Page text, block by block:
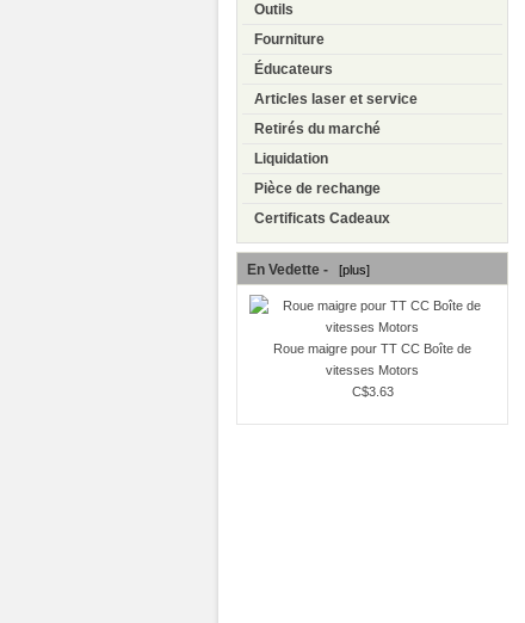
Outils
Fourniture
Éducateurs
Articles laser et service
Retirés du marché
Liquidation
Pièce de rechange
Certificats Cadeaux
En Vedette - [plus]
Roue maigre pour TT CC Boîte de
vitesses Motors
C$3.63